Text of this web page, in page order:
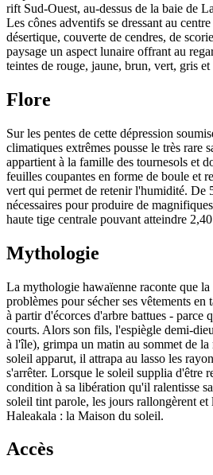
rift Sud-Ouest, au-dessus de la baie de
Les cônes adventifs se dressant au
désertique, couverte de cendres, de
paysage un aspect lunaire offrant au
teintes de rouge, jaune, brun, vert, gris
Flore
Sur les pentes de cette dépression
climatiques extrêmes pousse le très rare
appartient à la famille des tournesols et
feuilles coupantes en forme de boule et
vert qui permet de retenir l'humidité. De
nécessaires pour produire de
haute tige centrale pouvant atteindre
Mythologie
La mythologie hawaïenne raconte que la
problèmes pour sécher ses vêtements
à partir d'écorces d'arbre battues - parce
courts. Alors son fils, l'espiègle demi-
à l'île), grimpa un matin au sommet de la
soleil apparut, il attrapa au lasso les
s'arrêter. Lorsque le soleil supplia d'être
condition à sa libération qu'il ralentisse
soleil tint parole, les jours rallongèrent et
Haleakala : la Maison du soleil.
Accès